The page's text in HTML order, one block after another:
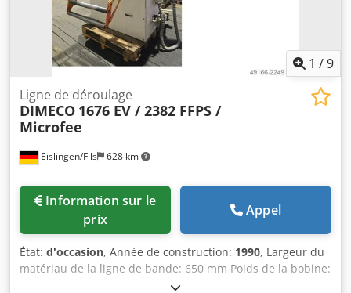
1 /9
Eislingen/Fils 628 km
Ligne de déroulage
DIMECO 1676 EV / 2382 FFPS /
Microfee
prix
Appel
État: d'occasion, Année de construction: 1990, Largeur du
matériau de la ligne de bande: 650 mm Poids de la bobine:
2 x 3,5 t Diamètre intérieur de la bobine: 460 - 530 mm